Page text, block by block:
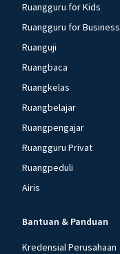
Ruangguru for Kids
Ruangguru for Business
Ruanguji
Ruangbaca
Ruangkelas
Ruangbelajar
Ruangpengajar
Ruangguru Privat
Ruangpeduli
Airis
Bantuan & Panduan
Kredensial Perusahaan